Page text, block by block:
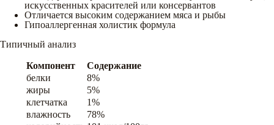
искусственных красителей или консервантов
Отличается высоким содержанием мяса и рыбы
Гипоаллергенная холистик формула
Типичный анализ
Компонент
Содержание
белки
8%
жиры
5%
клетчатка
1%
влажность
78%